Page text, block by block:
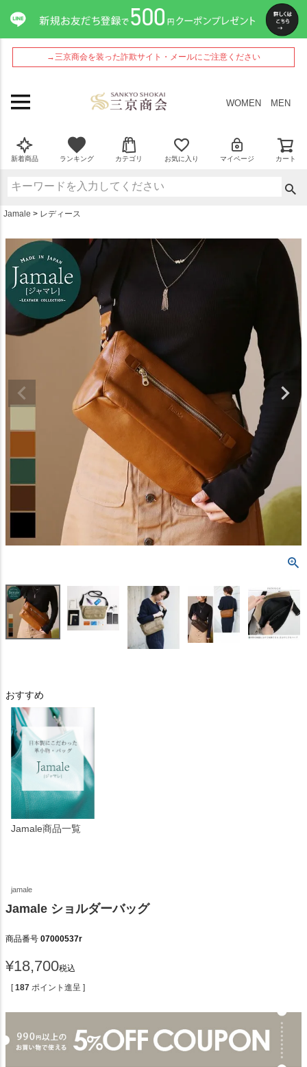
→三京商会を装った詐欺サイト・メールにご注意ください
WOMEN MEN
新着商品 ランキング カテゴリ お気に入り マイページ カート
Jamale レディース
おすすめ
Jamale商品一覧
jamale
Jamale ショルダーバッグ
商品番号 07000537r
¥18,700税込
[ 187 ポイント進呈 ]
ペー
ジト
ップ
へ